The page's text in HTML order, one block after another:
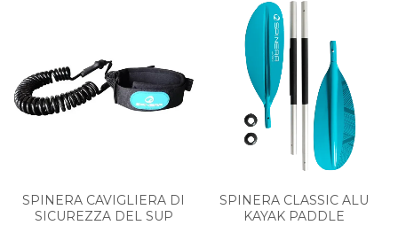
SPINERA CAVIGLIERA DI
SICUREZZA DEL SUP
SPINERA CLASSIC ALU
KAYAK PADDLE